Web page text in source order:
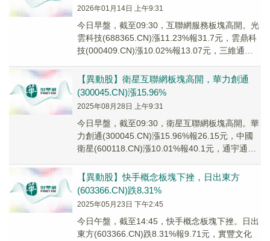
2026年01月14日 上午9:31
今日早盤，截至09:30，互聯網服務板塊高開。光
雲科技(688365.CN)漲11.23%報31.7元，雲鼎科
技(000409.CN)漲10.02%報13.07元，三維通信
【異動股】衛星互聯網板塊高開，華力創通
(300045.CN)漲15.96%
2025年08月28日 上午9:31
今日早盤，截至09:30，衛星互聯網板塊高開。華
力創通(300045.CN)漲15.96%報26.15元，中國
衛星(600118.CN)漲10.01%報40.1元，通宇通訊
【異動股】快手概念板塊下挫，日出東方
(603366.CN)跌8.31%
2025年05月23日 下午2:45
今日午盤，截至14:45，快手概念板塊下挫。日出
東方(603366.CN)跌8.31%報9.71元，實豐文化